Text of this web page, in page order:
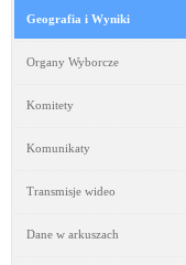
Geografia i Wyniki
Organy Wyborcze
Komitety
Komunikaty
Transmisje wideo
Dane w arkuszach